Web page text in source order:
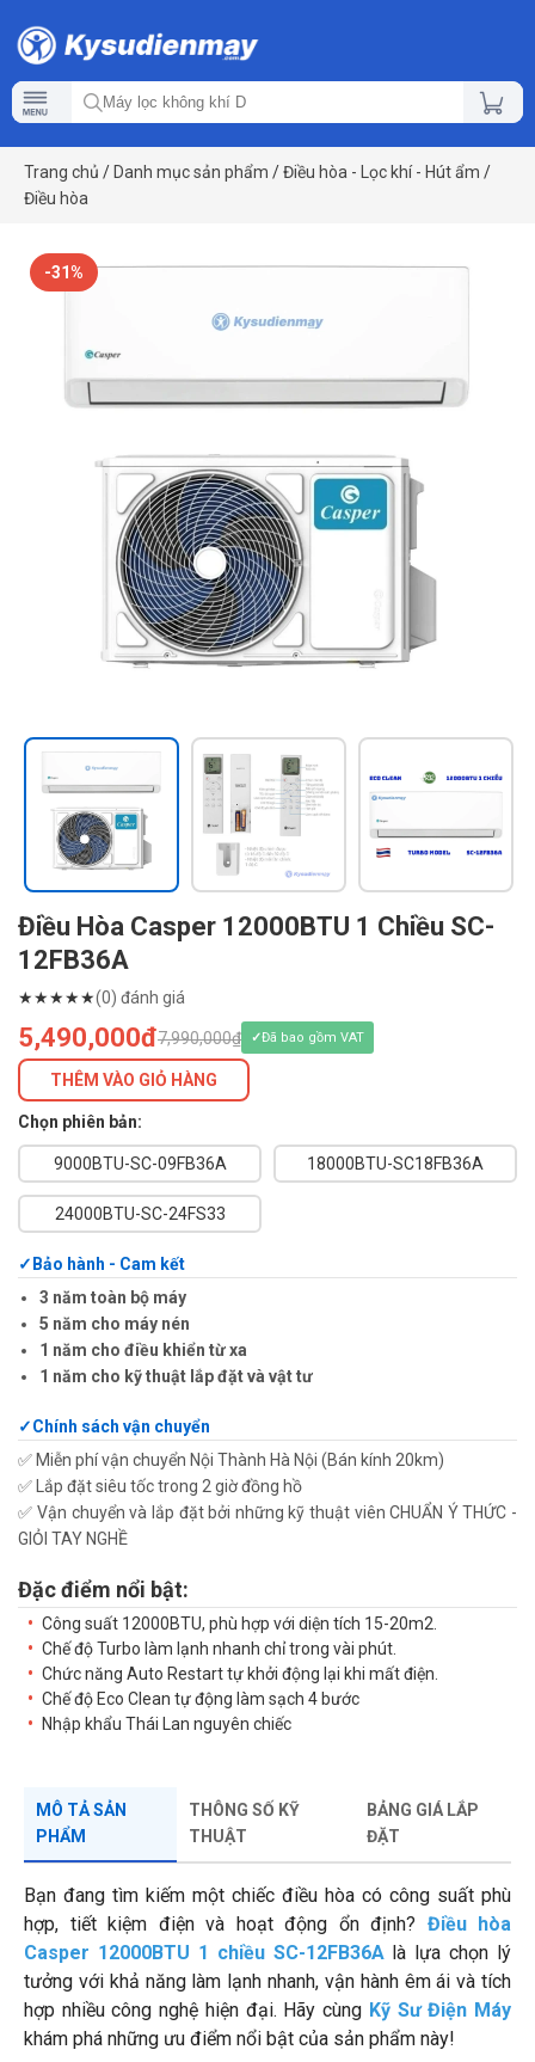
Trang chủ / Danh mục sản phẩm /Điều hòa - Lọc khí - Hút ẩm /
Điều hòa
-31%
Điều Hòa Casper 12000BTU 1 Chiều SC-
12FB36A
★★★★★(0) đánh giá
5,490,000đ7,990,000₫ Đã bao gồm VAT
THÊM VÀO GIỎ HÀNG
Chọn phiên bản:
9000BTU-SC-09FB36A 18000BTU-SC18FB36A
24000BTU-SC-24FS33
Bảo hành - Cam kết
3 năm toàn bộ máy
5 năm cho máy nén
1 năm cho điều khiển từ xa
1 năm cho kỹ thuật lắp đặt và vật tư
Chính sách vận chuyển
✅ Miễn phí vận chuyển Nội Thành Hà Nội (Bán kính 20km)
✅ Lắp đặt siêu tốc trong 2 giờ đồng hồ
✅ Vận chuyển và lắp đặt bởi những kỹ thuật viên CHUẨN Ý THỨC -
GIỎI TAY NGHỀ
Đặc điểm nổi bật:
Công suất 12000BTU, phù hợp với diện tích 15-20m2.
Chế độ Turbo làm lạnh nhanh chỉ trong vài phút.
Chức năng Auto Restart tự khởi động lại khi mất điện.
Chế độ Eco Clean tự động làm sạch 4 bước
Nhập khẩu Thái Lan nguyên chiếc
MÔ TẢ SẢN
PHẨM
THÔNG SỐ KỸ
THUẬT
BẢNG GIÁ LẮP
ĐẶT
Bạn đang tìm kiếm một chiếc điều hòa có công suất phù
hợp, tiết kiệm điện và hoạt động ổn định? Điều hòa
Casper 12000BTU 1 chiều SC-12FB36A là lựa chọn lý
tưởng với khả năng làm lạnh nhanh, vận hành êm ái và tích
hợp nhiều công nghệ hiện đại. Hãy cùng Kỹ Sư Điện Máy
khám phá những ưu điểm nổi bật của sản phẩm này!